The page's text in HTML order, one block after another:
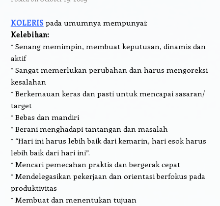
KOLERIS pada umumnya mempunyai:
Kelebihan:
* Senang memimpin, membuat keputusan, dinamis dan
aktif
* Sangat memerlukan perubahan dan harus mengoreksi
kesalahan
* Berkemauan keras dan pasti untuk mencapai sasaran/
target
* Bebas dan mandiri
* Berani menghadapi tantangan dan masalah
* “Hari ini harus lebih baik dari kemarin, hari esok harus
lebih baik dari hari ini”.
* Mencari pemecahan praktis dan bergerak cepat
* Mendelegasikan pekerjaan dan orientasi berfokus pada
produktivitas
* Membuat dan menentukan tujuan